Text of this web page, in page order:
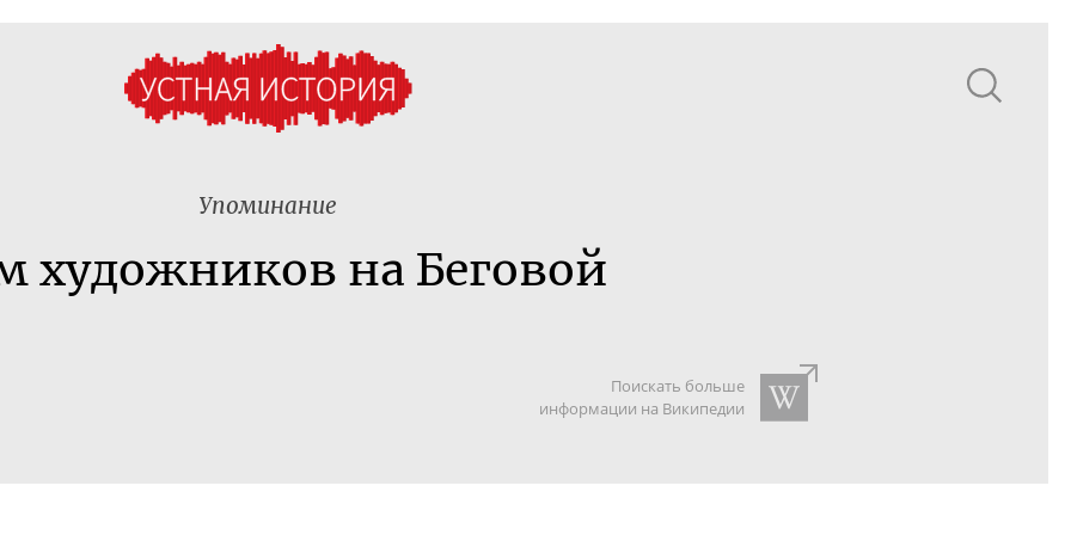
Упоминание
художников на Беговой
Поискать больше
информации на Википедии